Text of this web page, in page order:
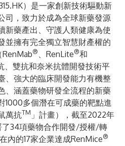
）是一家創新技術驅動新
司，致力於成為全球新藥發源
新藥產出、守護人類健康為使
並擁有完全獨立智慧財產權的
® 、RenLite®和
、雙抗和奈米抗體開發技術平
、強大的臨床開發能力有機整
、涵蓋藥物研發全流程的新藥
1000多個潛在可成藥的靶點進
萬抗TM 」計畫），截至2022年
了34項藥物合作開發/授權/轉
內的17家企業達成RenMice®